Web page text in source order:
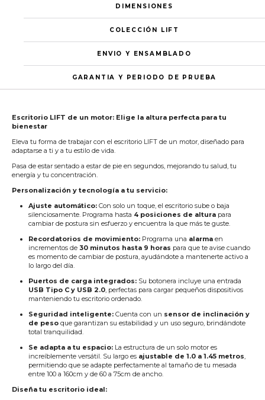
DIMENSIONES
COLECCIÓN LIFT
ENVIO Y ENSAMBLADO
GARANTIA Y PERIODO DE PRUEBA
Escritorio LIFT de un motor: Elige la altura perfecta para tu
bienestar
Eleva tu forma de trabajar con el escritorio LIFT de un motor, diseñado para
adaptarse a ti y a tu estilo de vida.
Pasa de estar sentado a estar de pie en segundos, mejorando tu salud, tu
energía y tu concentración.
Personalización y tecnología a tu servicio:
Ajuste automático:Con solo un toque, el escritorio sube o baja
silenciosamente. Programa hasta 4 posiciones de alturapara
cambiar de postura sin esfuerzo y encuentra la que más te guste.
Recordatorios de movimiento:Programa una alarmaen
incrementos de 30 minutos hasta 9 horas para que te avise cuando
es momento de cambiar de postura, ayudándote a mantenerte activo a
lo largo del día.
Puertos de carga integrados:Su botonera incluye una entrada
USB Tipo C y USB 2.0, perfectas para cargar pequeños dispositivos
manteniendo tu escritorio ordenado.
Seguridad inteligente:Cuenta con un sensor de inclinación y
de pesoque garantizan su estabilidad y un uso seguro, brindándote
total tranquilidad.
Se adapta a tu espacio:La estructura de un solo motor es
increíblemente versátil. Su largo es ajustable de 1.0 a 1.45 metros,
permitiendo que se adapte perfectamente al tamaño de tu mesada
entre 100 a 160cm y de 60 a 75cm de ancho.
Diseña tu escritorio ideal: